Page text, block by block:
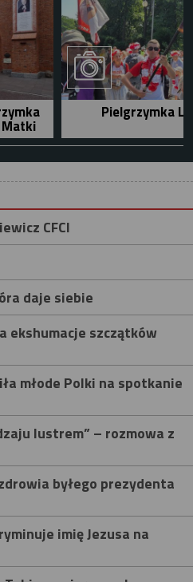
Pielgrzymka
CFCI
daje siebie
ekshumacje szczątków
młode Polki na spotkanie
lustrem” – rozmowa z
byłego prezydenta
imię Jezusa na